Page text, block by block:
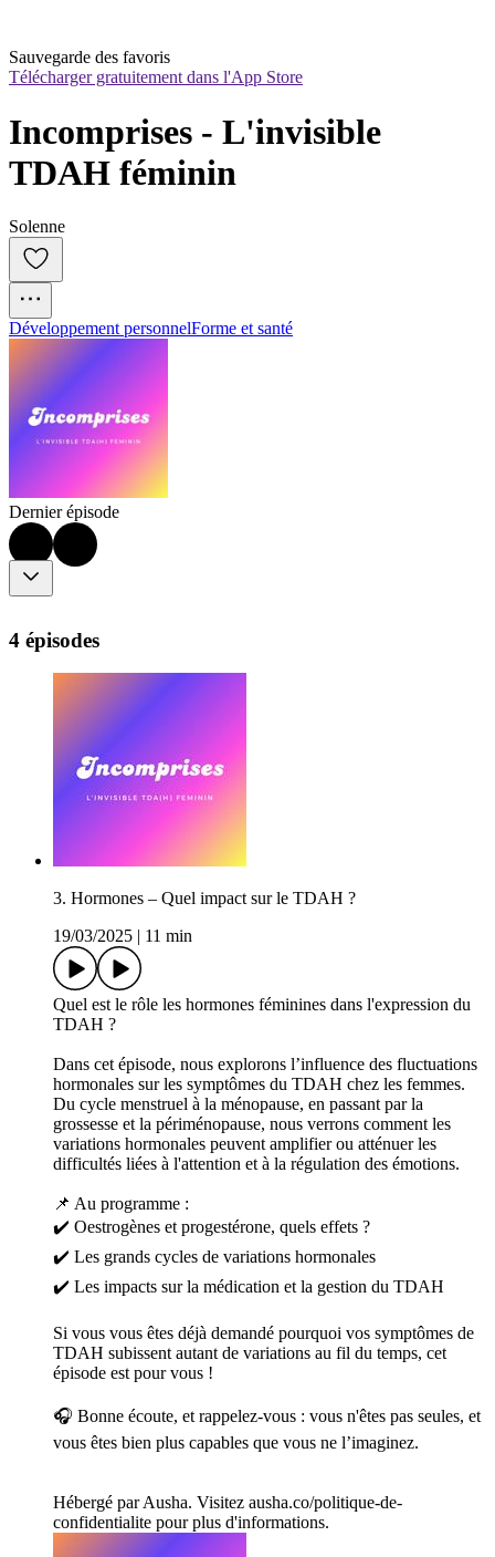
Sauvegarde des favoris
Télécharger gratuitement dans l'App Store
Incomprises - L'invisible
TDAH féminin
Solenne
Développement personnelForme et santé
Dernier épisode
4 épisodes
3. Hormones – Quel impact sur le TDAH ?
19/03/2025
11 min
Quel est le rôle les hormones féminines dans l'expression du
TDAH ?
Dans cet épisode, nous explorons l’influence des fluctuations
hormonales sur les symptômes du TDAH chez les femmes.
Du cycle menstruel à la ménopause, en passant par la
grossesse et la périménopause, nous verrons comment les
variations hormonales peuvent amplifier ou atténuer les
difficultés liées à l'attention et à la régulation des émotions.
📌 Au programme :
✔️ Oestrogènes et progestérone, quels effets ?
✔️ Les grands cycles de variations hormonales
✔️ Les impacts sur la médication et la gestion du TDAH
Si vous vous êtes déjà demandé pourquoi vos symptômes de
TDAH subissent autant de variations au fil du temps, cet
épisode est pour vous !
🎧 Bonne écoute, et rappelez-vous : vous n'êtes pas seules, et
vous êtes bien plus capables que vous ne l’imaginez.
Hébergé par Ausha. Visitez ausha.co/politique-de-
confidentialite pour plus d'informations.